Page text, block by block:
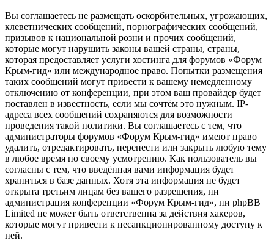
Вы соглашаетесь не размещать оскорбительных, угрожающих,
клеветнических сообщений, порнографических сообщений,
призывов к национальной розни и прочих сообщений,
которые могут нарушить законы вашей страны, страны,
которая предоставляет услуги хостинга для форумов «Форум
Крым-гид» или международное право. Попытки размещения
таких сообщений могут привести к вашему немедленному
отключению от конференции, при этом ваш провайдер будет
поставлен в известность, если мы сочтём это нужным. IP-
адреса всех сообщений сохраняются для возможности
проведения такой политики. Вы соглашаетесь с тем, что
администраторы форумов «Форум Крым-гид» имеют право
удалить, отредактировать, перенести или закрыть любую тему
в любое время по своему усмотрению. Как пользователь вы
согласны с тем, что введённая вами информация будет
храниться в базе данных. Хотя эта информация не будет
открыта третьим лицам без вашего разрешения, ни
администрация конференции «Форум Крым-гид», ни phpBB
Limited не может быть ответственна за действия хакеров,
которые могут привести к несанкционированному доступу к
ней.